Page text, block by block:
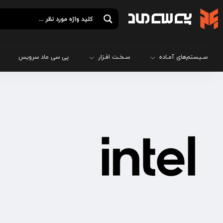
سـیستم‌های آمـاده سـخـت افـزار پی سی ماد سرویس